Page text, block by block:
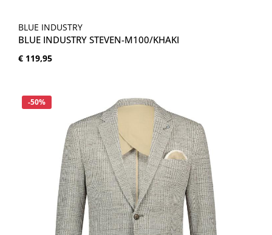
BLUE INDUSTRY
BLUE INDUSTRY STEVEN-M100/KHAKI
Normale prijs:
€ 119,95
Korting
-50%